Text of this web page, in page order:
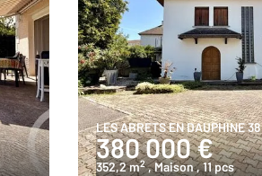
LES ABRETS EN DAUPHINE 38
380 000 €
352,2 m2 , Maison, 11 pcs